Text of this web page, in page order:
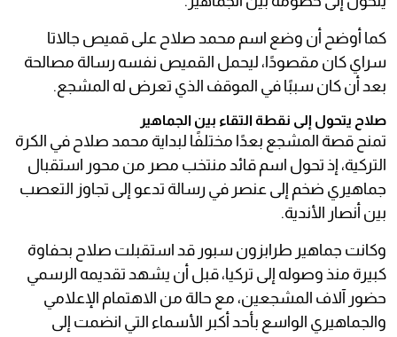
كما أوضح أن وضع اسم محمد صلاح على قميص جالاتا
سراي كان مقصودًا، ليحمل القميص نفسه رسالة مصالحة
بعد أن كان سببًا في الموقف الذي تعرض له المشجع.
صلاح يتحول إلى نقطة التقاء بين الجماهير
تمنح قصة المشجع بعدًا مختلفًا لبداية محمد صلاح في الكرة
التركية، إذ تحول اسم قائد منتخب مصر من محور استقبال
جماهيري ضخم إلى عنصر في رسالة تدعو إلى تجاوز التعصب
بين أنصار الأندية.
وكانت جماهير طرابزون سبور قد استقبلت صلاح بحفاوة
كبيرة منذ وصوله إلى تركيا، قبل أن يشهد تقديمه الرسمي
حضور آلاف المشجعين، مع حالة من الاهتمام الإعلامي
والجماهيري الواسع بأحد أكبر الأسماء التي انضمت إلى